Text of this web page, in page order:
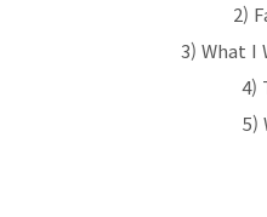
2)
3) What I
4)
5)